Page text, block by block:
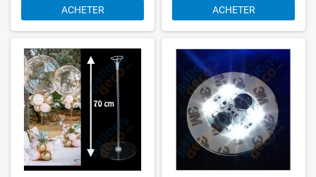
ACHETER ACHETER